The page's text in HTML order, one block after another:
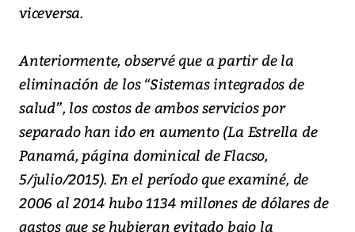
viceversa.
Anteriormente, observé que a partir de la
eliminación de los “Sistemas integrados de
salud”, los costos de ambos servicios por
separado han ido en aumento (La Estrella de
Panamá, página dominical de Flacso,
5/julio/2015). En el período que examiné, de
2006 al 2014 hubo 1134 millones de dólares de
gastos que se hubieran evitado bajo la